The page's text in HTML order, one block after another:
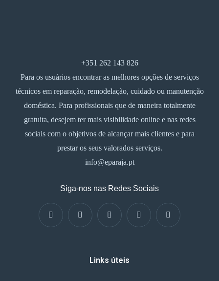
+351 262 143 826
Para os usuários encontrar as melhores opções de serviços
técnicos em reparação, remodelação, cuidado ou manutenção
doméstica. Para profissionais que de maneira totalmente
gratuita, desejem ter mais visibilidade online e nas redes
sociais com o objetivos de alcançar mais clientes e para
prestar os seus valorados serviços.
info@eparaja.pt
Siga-nos nas Redes Sociais
Links úteis